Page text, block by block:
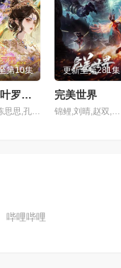
第10集
精灵梦叶罗丽第十一季（下）
叶罗丽,陈思思,孔雀,舒言,茉莉,建鹏,亮彩,齐娜,菲灵,辛灵,冰公主,水王子
更新至第281集
完美世界
锦鲤,刘晴,赵双,吴楚越,阎么么,宣晓鸣
哔哩哔哩